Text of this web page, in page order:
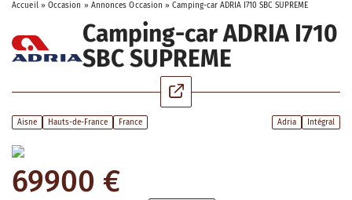
Accueil» Occasion » Annonces Occasion »Camping-car ADRIA I710 SBC SUPREME
Camping-car ADRIA I710
SBC SUPREME
Aisne Hauts-de-France France Adria Intégral
69900 €